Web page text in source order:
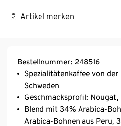
Artikel merken
Bestellnummer: 248516
Spezialitätenkaffee von der
Schweden
Geschmacksprofil: Nougat,
Blend mit 34% Arabica-
Arabica-Bohnen aus Peru,